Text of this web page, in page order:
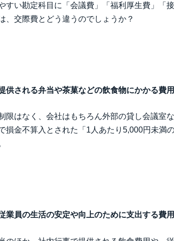
すい勘定科目に「会議費」「福利厚生費」「
、交際費とどう違うのでしょうか？
供される弁当や茶菓などの飲食物にかかる費用
限はなく、会社はもちろん外部の貸し会議室
損金不算入とされた「1人あたり5,000円未満
業員の生活の安定や向上のために支出する費用